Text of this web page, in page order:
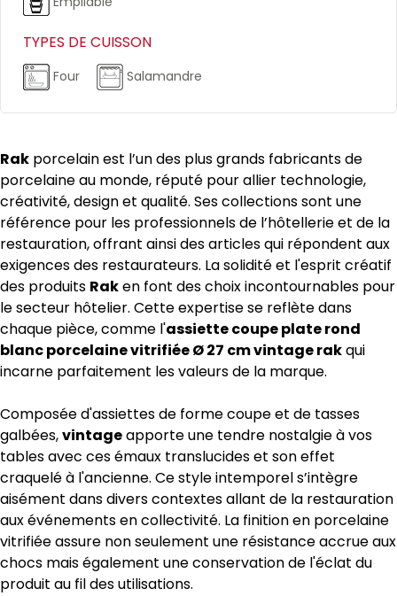
TYPES DE CUISSON
Four Salamandre
Rak porcelain est l’un des plus grands fabricants de
porcelaine au monde, réputé pour allier technologie,
créativité, design et qualité. Ses collections sont une
référence pour les professionnels de l’hôtellerie et de la
restauration, offrant ainsi des articles qui répondent aux
exigences des restaurateurs. La solidité et l'esprit créatif
des produits Raken font des choix incontournables pour
le secteur hôtelier. Cette expertise se reflète dans
chaque pièce, comme l'assiette coupe plate rond
blanc porcelaine vitrifiée Ø 27 cm vintage rakqui
incarne parfaitement les valeurs de la marque.
Composée d'assiettes de forme coupe et de tasses
galbées,vintageapporte une tendre nostalgie à vos
tables avec ces émaux translucides et son effet
craquelé à l'ancienne. Ce style intemporel s’intègre
aisément dans divers contextes allant de la restauration
aux événements en collectivité. La finition en porcelaine
vitrifiée assure non seulement une résistance accrue aux
chocs mais également une conservation de l'éclat du
produit au fil des utilisations.